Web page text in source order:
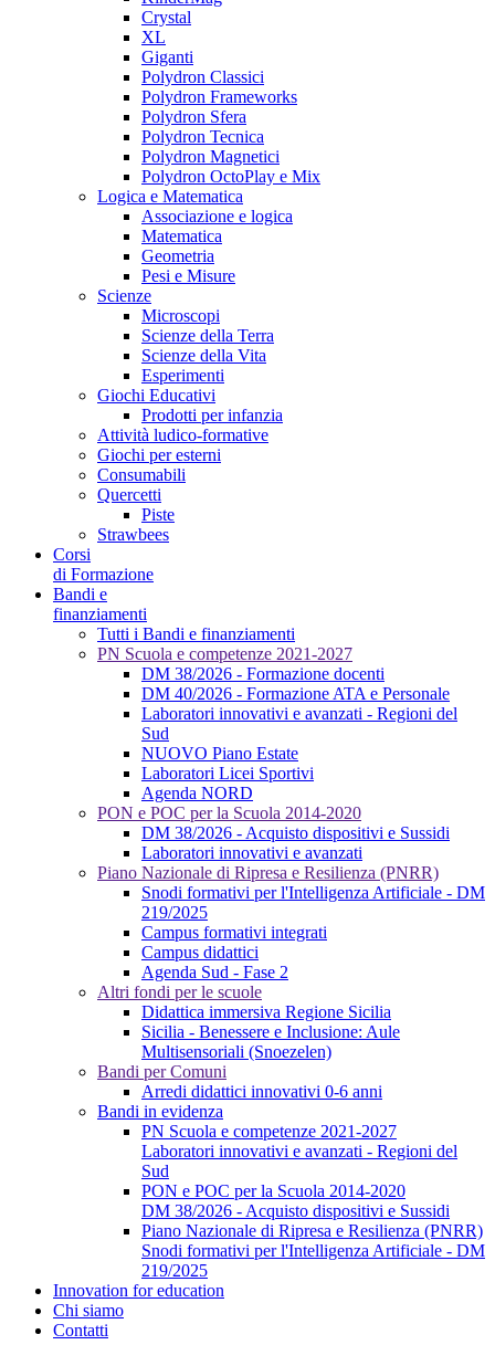
Crystal
XL
Giganti
Polydron Classici
Polydron Frameworks
Polydron Sfera
Polydron Tecnica
Polydron Magnetici
Polydron OctoPlay e Mix
Logica e Matematica
Associazione e logica
Matematica
Geometria
Pesi e Misure
Scienze
Microscopi
Scienze della Terra
Scienze della Vita
Esperimenti
Giochi Educativi
Prodotti per infanzia
Attività ludico-formative
Giochi per esterni
Consumabili
Quercetti
Piste
Strawbees
Corsi
di Formazione
Bandi e
finanziamenti
Tutti i Bandi e finanziamenti
PN Scuola e competenze 2021-2027
DM 38/2026 - Formazione docenti
DM 40/2026 - Formazione ATA e Personale
Laboratori innovativi e avanzati - Regioni del
Sud
NUOVO Piano Estate
Laboratori Licei Sportivi
Agenda NORD
PON e POC per la Scuola 2014-2020
DM 38/2026 - Acquisto dispositivi e Sussidi
Laboratori innovativi e avanzati
Piano Nazionale di Ripresa e Resilienza (PNRR)
Snodi formativi per l'Intelligenza Artificiale - DM
219/2025
Campus formativi integrati
Campus didattici
Agenda Sud - Fase 2
Altri fondi per le scuole
Didattica immersiva Regione Sicilia
Sicilia - Benessere e Inclusione: Aule
Multisensoriali (Snoezelen)
Bandi per Comuni
Arredi didattici innovativi 0-6 anni
Bandi in evidenza
PN Scuola e competenze 2021-2027
Laboratori innovativi e avanzati - Regioni del
Sud
PON e POC per la Scuola 2014-2020
DM 38/2026 - Acquisto dispositivi e Sussidi
Piano Nazionale di Ripresa e Resilienza (PNRR)
Snodi formativi per l'Intelligenza Artificiale - DM
219/2025
Innovation for education
Chi siamo
Contatti